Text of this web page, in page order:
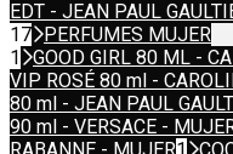
EDT - JEAN PAUL
17
PERFUMES MUJER
1
GOOD GIRL 80 ML -
VIP ROSÉ 80 ml -
80 ml - JEAN PAUL
90 ml - VERSACE -